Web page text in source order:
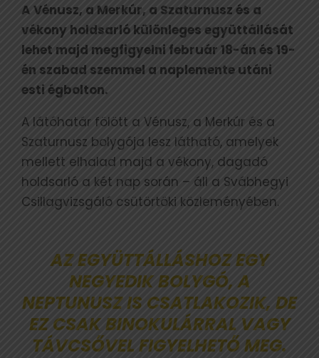
A Vénusz, a Merkúr, a Szaturnusz és a
vékony holdsarló különleges együttállását
lehet majd megfigyelni február 18-án és 19-
én szabad szemmel a naplemente utáni
esti égbolton.
A látóhatár fölött a Vénusz, a Merkúr és a
Szaturnusz bolygója lesz látható, amelyek
mellett elhalad majd a vékony, dagadó
holdsarló a két nap során – áll a Svábhegyi
Csillagvizsgáló csütörtöki közleményében.
AZ EGYÜTTÁLLÁSHOZ EGY
NEGYEDIK BOLYGÓ, A
NEPTUNUSZ IS CSATLAKOZIK, DE
EZ CSAK BINOKULÁRRAL VAGY
TÁVCSŐVEL FIGYELHETŐ MEG.